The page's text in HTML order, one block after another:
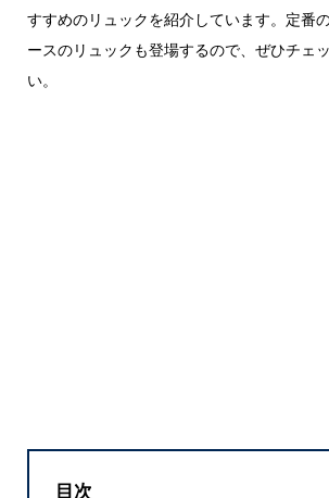
すすめのリュックを紹介しています。定番
ースのリュックも登場するので、ぜひチェ
い。
目次